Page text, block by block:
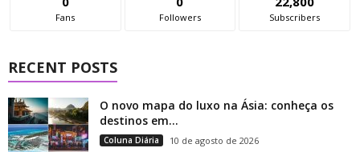
Fans Followers Subscribers
RECENT POSTS
O novo mapa do luxo na Ásia: conheça os
destinos em...
Coluna Diária 10 de agosto de 2026